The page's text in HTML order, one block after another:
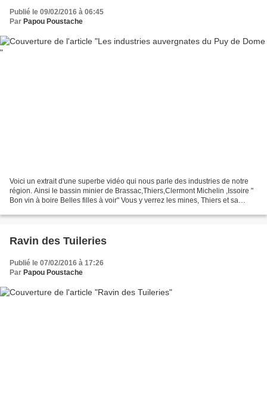
Publié le 09/02/2016 à 06:45
Par Papou Poustache
Voici un extrait d'une superbe vidéo qui nous parle des industries de notre
région. Ainsi le bassin minier de Brassac,Thiers,Clermont Michelin ,Issoire "
Bon vin à boire Belles filles à voir" Vous y verrez les mines, Thiers et sa
Ravin des Tuileries
Publié le 07/02/2016 à 17:26
Par Papou Poustache